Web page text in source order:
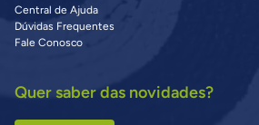
Central de Ajuda
Dúvidas Frequentes
Fale Conosco
Quer saber das novidades?